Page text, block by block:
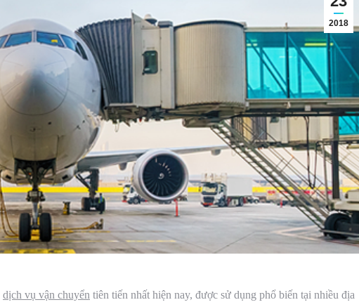
2018
dịch vụ vận chuyển tiên tiến nhất hiện nay, được sử dụng phổ biến tại nhiều địa